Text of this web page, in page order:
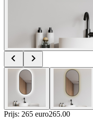
Prijs: 265 euro265.00